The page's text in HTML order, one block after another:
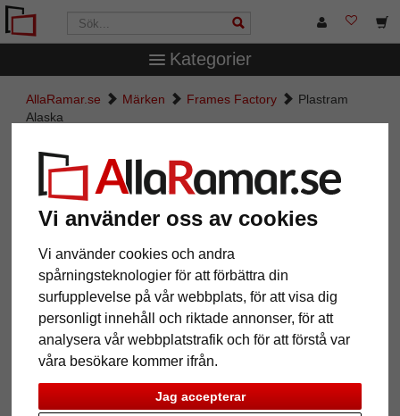
Vi använder oss av cookies
Vi använder cookies och andra
spårningsteknologier för att förbättra din
surfupplevelse på vår webbplats, för att visa dig
personligt innehåll och riktade annonser, för att
analysera vår webbplatstrafik och för att förstå var
våra besökare kommer ifrån.
Jag accepterar
Kategorier
AllaRamar.se Märken Frames Factory
Plastram
Alaska
Plastram Alaska